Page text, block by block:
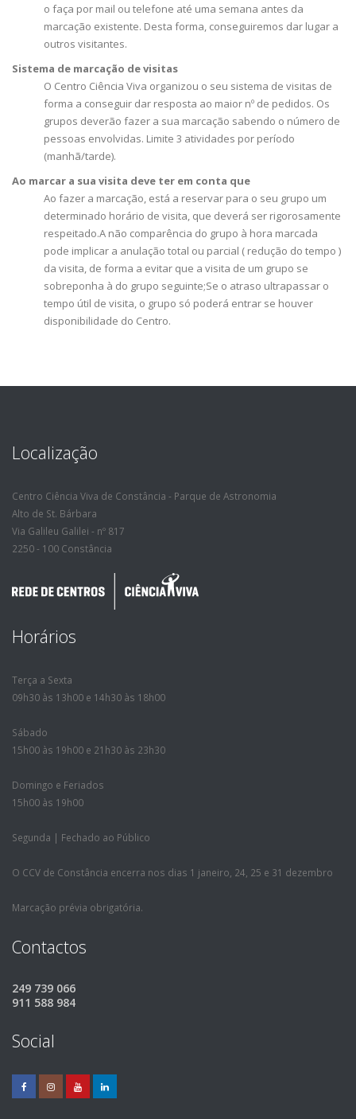
o faça por mail ou telefone até uma semana antes da
marcação existente. Desta forma, conseguiremos dar lugar a
outros visitantes.
Sistema de marcação de visitas
O Centro Ciência Viva organizou o seu sistema de visitas de
forma a conseguir dar resposta ao maior nº de pedidos. Os
grupos deverão fazer a sua marcação sabendo o número de
pessoas envolvidas. Limite 3 atividades por período
(manhã/tarde).
Ao marcar a sua visita deve ter em conta que
Ao fazer a marcação, está a reservar para o seu grupo um
determinado horário de visita, que deverá ser rigorosamente
respeitado.A não comparência do grupo à hora marcada
pode implicar a anulação total ou parcial ( redução do tempo )
da visita, de forma a evitar que a visita de um grupo se
sobreponha à do grupo seguinte;Se o atraso ultrapassar o
tempo útil de visita, o grupo só poderá entrar se houver
disponibilidade do Centro.
Localização
Centro Ciência Viva de Constância - Parque de Astronomia
Alto de St. Bárbara
Via Galileu Galilei - nº 817
2250 - 100 Constância
Horários
Terça a Sexta
09h30 às 13h00 e 14h30 às 18h00
Sábado
15h00 às 19h00 e 21h30 às 23h30
Domingo e Feriados
15h00 às 19h00
Segunda | Fechado ao Público
O CCV de Constância encerra nos dias 1 janeiro, 24, 25 e 31 dezembro
Marcação prévia obrigatória.
Contactos
249 739 066
911 588 984
Social